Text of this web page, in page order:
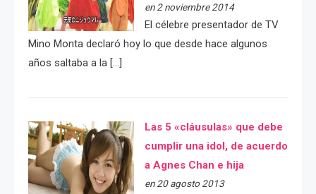
en 2 noviembre 2014
El célebre presentador de TV
Mino Monta declaró hoy lo que desde hace algunos
años saltaba a la […]
Las 5 «cláusulas» que debe
cumplir una idol, de acuerdo
a Agnes Chan e hija
en 20 agosto 2013